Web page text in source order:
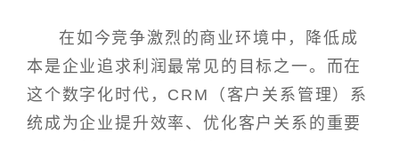
在如今竞争激烈的商业环境中，降低成
本是企业追求利润最常见的目标之一。而在
这个数字化时代，CRM（客户关系管理）系
统成为企业提升效率、优化客户关系的重要